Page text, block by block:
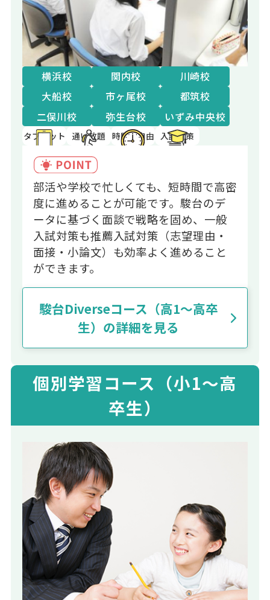
横浜校 関内校
川崎校
大船校
市ヶ尾校
都筑校
二俣川校
弥生台校 いずみ中央校
タブレット 通い放題 時間割自由 入試対策
部活や学校で忙しくても、短時間で高密
度に進めることが可能です。駿台のデ
ータに基づく面談で戦略を固め、一般
入試対策も推薦入試対策（志望理由・
面接・小論文）も効率よく進めること
ができます。
駿台Diverseコース（高1～高卒
生）の詳細を見る
個別学習コース（小1～高
卒生）